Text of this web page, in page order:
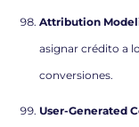
Attribution
asignar crédito a
conversiones.
User-Generated